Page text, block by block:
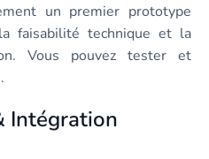
un premier prototype
faisabilité technique et la
Vous pouvez tester et
Intégration